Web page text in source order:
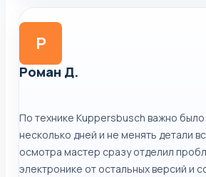
Р
Роман Д.
По технике Kuppersbusch важно
несколько дней и не менять детали
осмотра мастер сразу отделил
электронике от остальных версий и